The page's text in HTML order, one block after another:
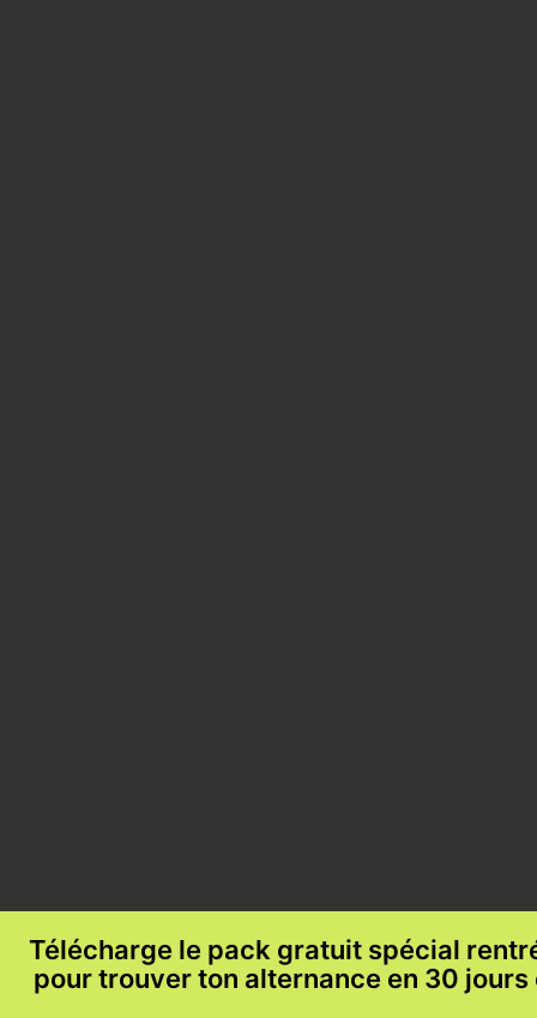
Télécharge le pack gratuit spécial
pour trouver ton alternance en 30 jours